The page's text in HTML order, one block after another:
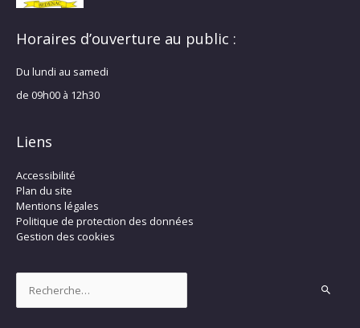
Horaires d’ouverture au public :
Du lundi au samedi
de 09h00 à 12h30
Liens
Accessibilité
Plan du site
Mentions légales
Politique de protection des données
Gestion des cookies